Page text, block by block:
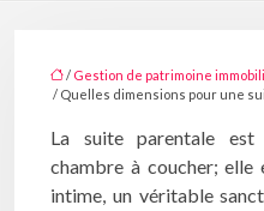
/ Gestion de patrimoine
/ Quelles dimensions pour une
La suite parentale est
chambre à coucher; elle
intime, un véritable